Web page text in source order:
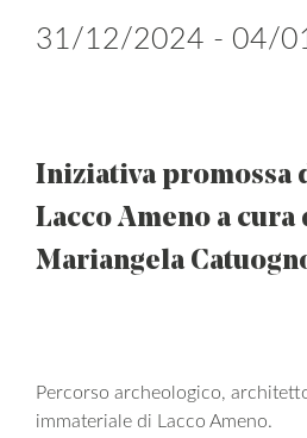
31/12/2024 - 04/
Iniziativa promossa
Lacco Ameno a cura
Mariangela
Percorso archeologico,
immateriale di Lacco Ameno.